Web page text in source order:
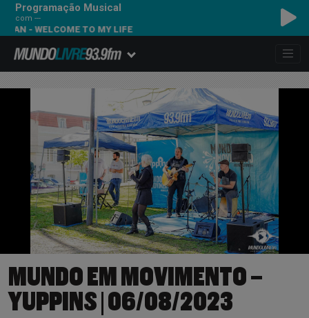
Programação Musical
com ---
SIMPLE PLAN - WELCOME TO MY LIFE
MUNDO EM MOVIMENTO –
YUPPINS | 06/08/2023